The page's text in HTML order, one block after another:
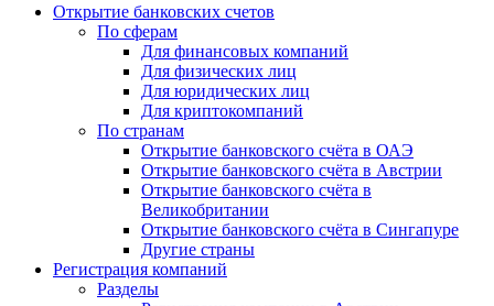
Открытие банковских счетов
По сферам
Для финансовых компаний
Для физических лиц
Для юридических лиц
Для криптокомпаний
По странам
Открытие банковского счёта в ОАЭ
Открытие банковского счёта в Австрии
Открытие банковского счёта в
Великобритании
Открытие банковского счёта в Сингапуре
Другие страны
Регистрация компаний
Разделы